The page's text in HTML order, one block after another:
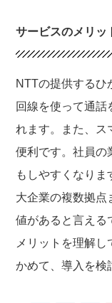
サービスのメリッ
NTTの提供するひ
回線を使って通話
れます。また、ス
便利です。社員の
もしやすくなりま
大企業の複数拠点
値があると言える
メリットを理解
かめて、導入を検